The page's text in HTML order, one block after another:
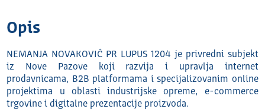
Opis
NEMANJA NOVAKOVIĆ PR LUPUS 1204 je privredni subjekt
iz Nove Pazove koji razvija i upravlja internet
prodavnicama, B2B platformama i specijalizovanim online
projektima u oblasti industrijske opreme, e-commerce
trgovine i digitalne prezentacije proizvoda.